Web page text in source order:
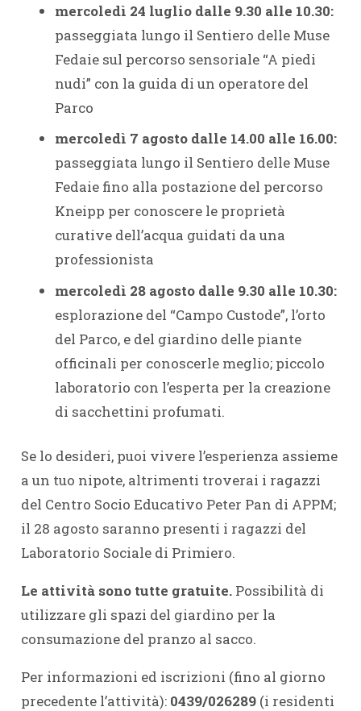
mercoledì 24 luglio dalle 9.30 alle 10.30:
passeggiata lungo il Sentiero delle Muse
Fedaie sul percorso sensoriale “A piedi
nudi” con la guida di un operatore del
Parco
mercoledì 7 agosto dalle 14.00 alle 16.00:
passeggiata lungo il Sentiero delle Muse
Fedaie fino alla postazione del percorso
Kneipp per conoscere le proprietà
curative dell’acqua guidati da una
professionista
mercoledì 28 agosto dalle 9.30 alle 10.30:
esplorazione del “Campo Custode”, l’orto
del Parco, e del giardino delle piante
officinali per conoscerle meglio; piccolo
laboratorio con l’esperta per la creazione
di sacchettini profumati.
Se lo desideri, puoi vivere l’esperienza assieme
a un tuo nipote, altrimenti troverai i ragazzi
del Centro Socio Educativo Peter Pan di APPM;
il 28 agosto saranno presenti i ragazzi del
Laboratorio Sociale di Primiero.
Le attività sono tutte gratuite. Possibilità di
utilizzare gli spazi del giardino per la
consumazione del pranzo al sacco.
Per informazioni ed iscrizioni (fino al giorno
precedente l’attività): 0439/026289(i residenti